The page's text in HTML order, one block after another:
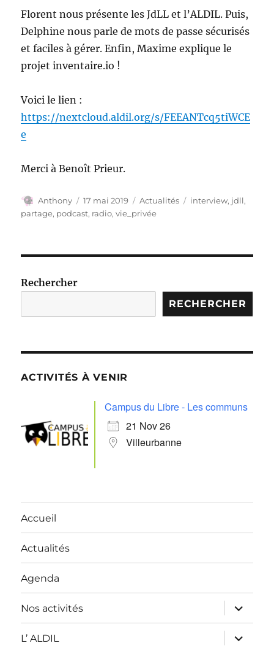
Florent nous présente les JdLL et l’ALDIL. Puis,
Delphine nous parle de mots de passe sécurisés
et faciles à gérer. Enfin, Maxime explique le
projet inventaire.io !
Voici le lien :
https://nextcloud.aldil.org/s/FEEANTcq5tiWCE
e
Merci à Benoît Prieur.
Auteur
Anthony
Publié
le
17 mai 2019 Catégories
Actualités Étiquettes
interview, jdll,
partage, podcast, radio,vie_privée
Rechercher
RECHERCHER
ACTIVITÉS À VENIR
Campus du Libre - Les communs
21 Nov 26
Villeurbanne
Accueil
Actualités
Agenda
Nos activités
ouvrir
le
sous-
menu
L’ ALDIL
ouvrir